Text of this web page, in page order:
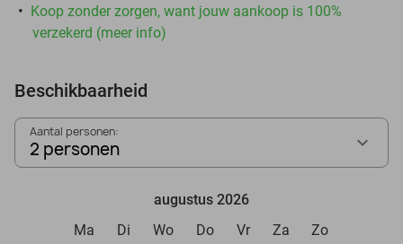
Koop zonder zorgen, want jouw aankoop is 100%
verzekerd (meer info)
Beschikbaarheid
Aantal personen:
2 personen
augustus 2026
Ma
Di Wo Do Vr Za Zo